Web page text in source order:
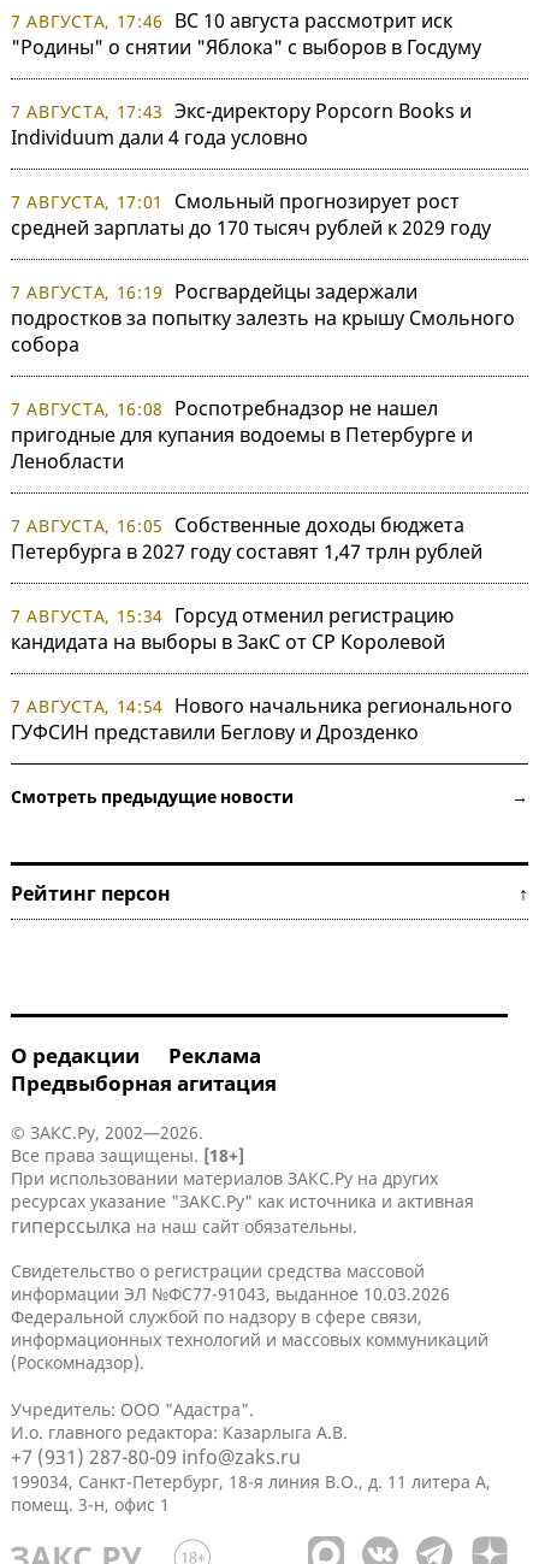
7 АВГУСТА, 17:46
ВС 10 августа рассмотрит иск
"Родины" о снятии "Яблока" с выборов в Госдуму
7 АВГУСТА, 17:43 Экс-директору Popcorn Books и
Individuum дали 4 года условно
7 АВГУСТА, 17:01
Смольный прогнозирует рост
средней зарплаты до 170 тысяч рублей к 2029 году
7 АВГУСТА, 16:19
Росгвардейцы задержали
подростков за попытку залезть на крышу Смольного
собора
7 АВГУСТА, 16:08
Роспотребнадзор не нашел
пригодные для купания водоемы в Петербурге и
Ленобласти
7 АВГУСТА, 16:05
Собственные доходы бюджета
Петербурга в 2027 году составят 1,47 трлн рублей
7 АВГУСТА, 15:34 Горсуд отменил регистрацию
кандидата на выборы в ЗакС от СР Королевой
7 АВГУСТА, 14:54 Нового начальника регионального
ГУФСИН представили Беглову и Дрозденко
Смотреть предыдущие новости →
Рейтинг персон ↑
О редакции
Реклама
Предвыборная агитация
© ЗАКС.Ру, 2002—2026.
Все права защищены. [18+]
При использовании материалов ЗАКС.Ру на других
ресурсах указание "ЗАКС.Ру" как источника и активная
гиперссылка на наш сайт обязательны.
Свидетельство о регистрации средства массовой
информации ЭЛ №ФС77-91043, выданное 10.03.2026
Федеральной службой по надзору в сфере связи,
информационных технологий и массовых коммуникаций
(Роскомнадзор).
Учредитель: ООО "Адастра".
И.о. главного редактора: Казарлыга А.В.
+7 (931) 287-80-09 info@zaks.ru
199034, Санкт-Петербург, 18-я линия В.О., д. 11 литера А,
помещ. 3-н, офис 1